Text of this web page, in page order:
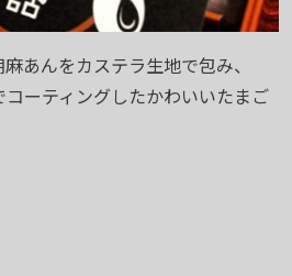
あんをカステラ生地で包み、
ーティングしたかわいいたまご